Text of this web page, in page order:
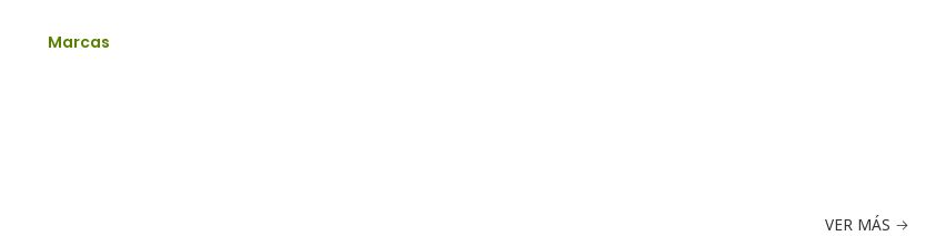
Marcas
VER MÁS